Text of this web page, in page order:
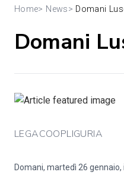
Home> News> Domani
Domani
LEGACOOPLIGURIA
Domani, martedì 26